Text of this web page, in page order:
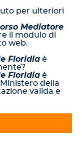
per ulteriori
Mediatore
il modulo di
web.
Floridia è
Floridia è
della
valida e